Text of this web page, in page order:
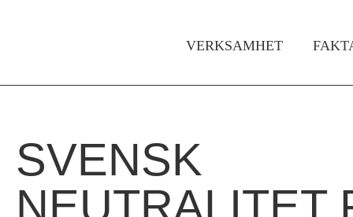
Huvudmeny
VERKSAMHET
Du
är
Hem
›
För
SVENSK
NEUTRALITET